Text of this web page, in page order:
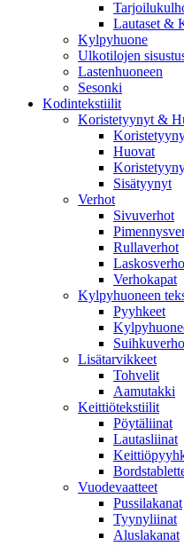
Lautaset &
Kylpyhuone
Ulkotilojen
Lastenhuoneen
Sesonki
Kodintekstiilit
Koristetyynyt &
Huovat
Sisätyynyt
Verhot
Sivuverhot
Rullaverhot
Verhokapat
Kylpyhuoneen
Pyyhkeet
Lisätarvikkeet
Tohvelit
Aamutakki
Keittiötekstiilit
Pöytäliinat
Lautasliinat
Vuodevaatteet
Pussilakanat
Tyynyliinat
Aluslakanat